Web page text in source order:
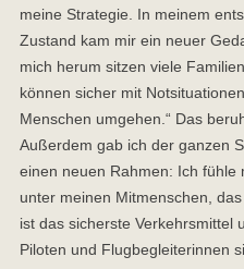
meine Strategie. In meinem
Zustand kam mir ein neuer
mich herum sitzen viele
können sicher mit
Menschen umgehen.“ Das
Außerdem gab ich der ganzen
einen neuen Rahmen: Ich fühle
unter meinen Mitmenschen,
ist das sicherste Verkehrsmittel
Piloten und Flugbegleiterinnen